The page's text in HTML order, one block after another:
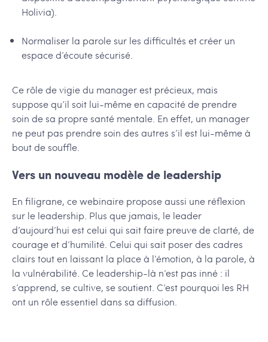
Holivia).
Normaliser la parole sur les difficultés et créer un
espace d’écoute sécurisé.
Ce rôle de vigie du manager est précieux, mais
suppose qu’il soit lui-même en capacité de prendre
soin de sa propre santé mentale. En effet, un manager
ne peut pas prendre soin des autres s’il est lui-même à
bout de souffle.
Vers un nouveau modèle de leadership
En filigrane, ce webinaire propose aussi une réflexion
sur le leadership. Plus que jamais, le leader
d’aujourd’hui est celui qui sait faire preuve de clarté, de
courage et d’humilité. Celui qui sait poser des cadres
clairs tout en laissant la place à l’émotion, à la parole, à
la vulnérabilité. Ce leadership-là n’est pas inné : il
s’apprend, se cultive, se soutient. C’est pourquoi les RH
ont un rôle essentiel dans sa diffusion.